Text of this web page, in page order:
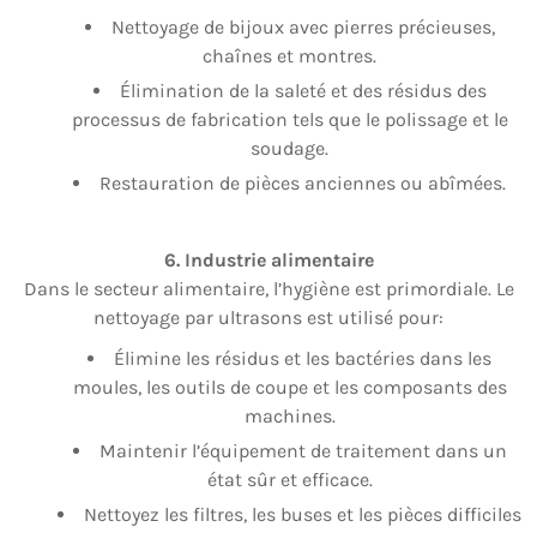
Nettoyage de bijoux avec pierres précieuses,
chaînes et montres.
Élimination de la saleté et des résidus des
processus de fabrication tels que le polissage et le
soudage.
Restauration de pièces anciennes ou abîmées.
6. Industrie alimentaire
Dans le secteur alimentaire, l’hygiène est primordiale. Le
nettoyage par ultrasons est utilisé pour:
Élimine les résidus et les bactéries dans les
moules, les outils de coupe et les composants des
machines.
Maintenir l’équipement de traitement dans un
état sûr et efficace.
Nettoyez les filtres, les buses et les pièces difficiles